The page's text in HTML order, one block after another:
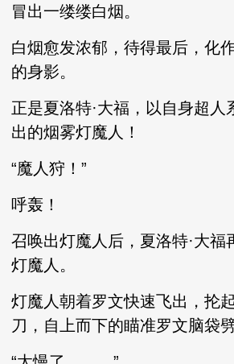
冒出一缕缕白烟。
白烟愈发浓郁，待得最后，化
的身影。
正是夏洛特·大福，以自身超人
出的烟雾灯魔人！
“魔人狩！”
呼轰！
召唤出灯魔人后，夏洛特·大福
灯魔人。
灯魔人朝着罗文快速飞出，抡
刀，自上而下的瞄准罗文脑袋